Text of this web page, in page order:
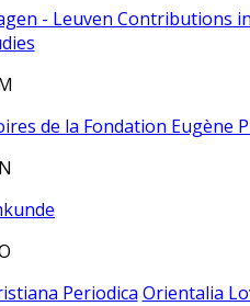
- Leuven Contributions
de la Fondation Eugène
N
Periodica Orientalia